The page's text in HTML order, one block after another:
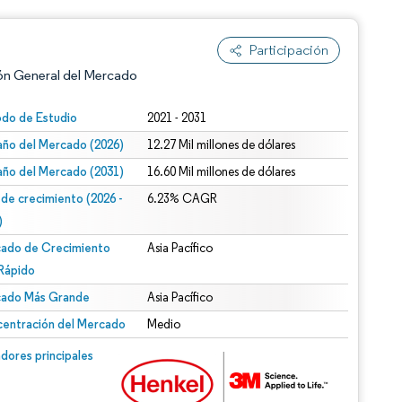
Participación
General del Mercado
de Estudio 2021 - 2031
del Mercado (2026) 12.27 Mil millones de dólares
del Mercado (2031) 16.60 Mil millones de dólares
de crecimiento (2026 -
6.23% CAGR
de Crecimiento
Asia Pacífico
Más Grande Asia Pacífico
del Mercado Medio
principales
© Mordor Intelligence. El uso requiere atribución según CC BY 4.0.
CC BY 4.0.